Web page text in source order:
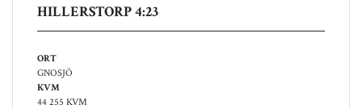
HILLERSTORP 4:23
ORT
GNOSJÖ
KVM
44 255 KVM